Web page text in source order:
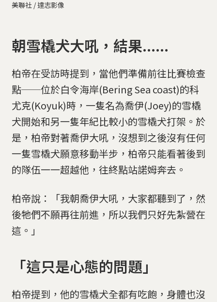
美聯社 / 達志影像
朝雪橇犬大吼，結果......
柏帝在受訪時提到，當他們準備前往比賽檢查
點──位於白令海岸(Bering Sea coast)的科
尤克(Koyuk)時，一隻名為喬伊(Joey)的雪橇
犬開始和另一隻年紀比較小的雪橇犬打架。於
是，柏帝對著喬伊大吼，沒想到之後沒有任何
一隻雪橇犬願意移動半步，柏帝只能看著後到
的隊伍一一超越他，往終點站諾姆奔去。
柏帝說：「我朝喬伊大吼，大家都聽到了，然
後牠們不願再往前進，所以我們只好先紮營在
這。」
「這只是心態的問題」
柏帝提到，他的雪橇犬全都有吃飽，身體也沒